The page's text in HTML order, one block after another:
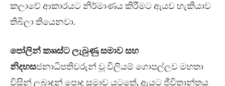
කලාවේ ආකාරයට නිර්මාණය කිරීමට ඇයව හැකියාව
තිබිලා තියෙනවා.
පෝලින් කෲස්ට ලැබුණු සමාව සහ
නිදහසජනාධිපතිවරුන් වූ විලියම් ගොපල්ලව මහතා
විසින් ලබාදුන් පොදු සමාව යටතේ, ඇයට ජීවිතාන්තය